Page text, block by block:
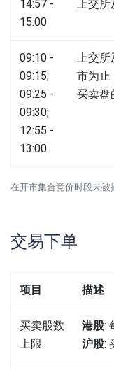
14:57 -
15:00
上交所
09:10 -
09:15;
09:25 -
09:30;
12:55 -
13:00
上交所
市为止
买卖盘
在开市集合竞价时段未被
交易下单
项目 描述
买卖股数
上限
港股:
沪股: